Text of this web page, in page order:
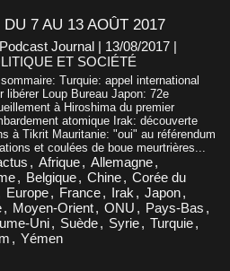
7 AU 13 AOÛT 2017
Journal | 13/08/2017 |
ET SOCIÉTÉ
Turquie: appel international
libérer Loup Bureau Japon: 72e
à Hiroshima du premier
atomique Irak: découverte
à Tikrit Mauritanie: "oui" au référendum
et coulées de boue meurtrières...
, Afrique, Allemagne,
, Belgique, Chine, Corée du
Europe, France, Irak , Japon,
, Moyen-Orient, ONU , Pays-Bas ,
Uni, Suède, Syrie, Turquie,
, Yémen